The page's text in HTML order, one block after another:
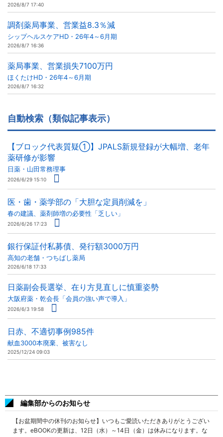
2026/8/7 17:40
調剤薬局事業、営業益8.3％減
シップヘルスケアHD・26年4～6月期
2026/8/7 16:36
薬局事業、営業損失7100万円
ほくたけHD・26年4～6月期
2026/8/7 16:32
自動検索（類似記事表示）
【ブロック代表質疑①】JPALS新規登録が大幅増、老年
薬研修が影響
日薬・山田常務理事
2026/6/29 15:10
医・歯・薬学部の「大胆な定員削減を」
春の建議、薬剤師増の必要性「乏しい」
2026/6/26 17:23
銀行保証付私募債、発行額3000万円
高知の老舗・つちばし薬局
2026/6/18 17:33
日薬副会長選挙、在り方見直しに慎重姿勢
大阪府薬・乾会長「会員の強い声で導入」
2026/6/3 19:58
日赤、不適切事例985件
献血3000本廃棄、被害なし
2025/12/24 09:03
編集部からのお知らせ
【お盆期間中の休刊のお知らせ】いつもご愛読いただきありがとうござい
ます。eBOOKの更新は、12日（水）～14日（金）は休みになります。な